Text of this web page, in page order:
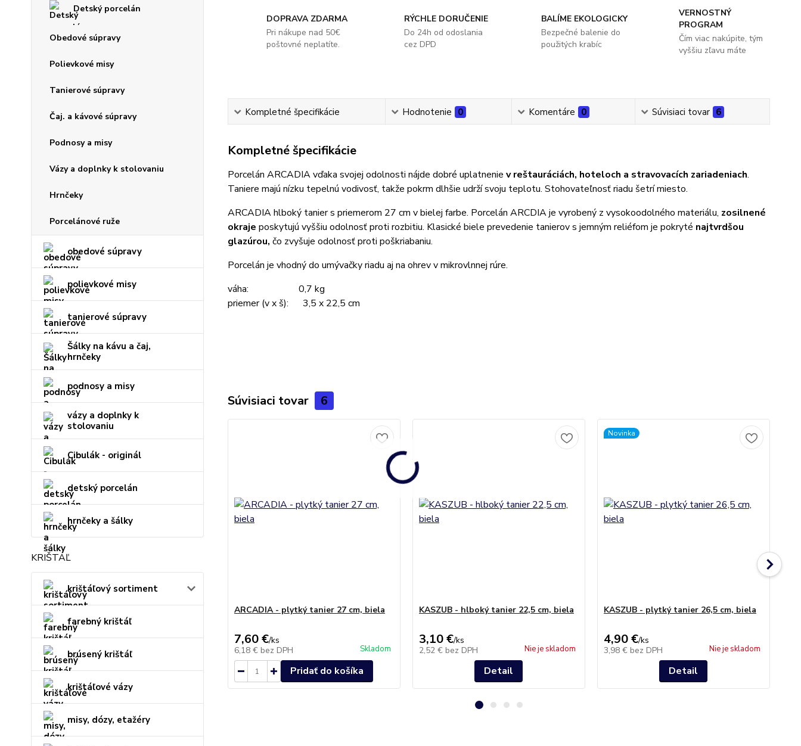
Detský porcelán
Obedové súpravy
Polievkové misy
Tanierové súpravy
Čaj. a kávové súpravy
Podnosy a misy
Vázy a doplnky k stolovaniu
Hrnčeky
Porcelánové ruže
obedové súpravy
polievkové misy
tanierové súpravy
Šálky na kávu a čaj,
hrnčeky
podnosy a misy
vázy a doplnky k
stolovaniu
Cibulák - originál
detský porcelán
hrnčeky a šálky
KRIŠTÁĽ
krištáľový sortiment
farebný krištáľ
brúsený krištáľ
krištáľové vázy
misy, dózy, etažéry
DOPRAVA ZDARMA
Pri nákupe nad 50€
poštovné neplatíte.
RÝCHLE DORUČENIE
Do 24h od odoslania
cez DPD
BALÍME EKOLOGICKY
Bezpečné balenie do
použitých krabíc
VERNOSTNÝ
PROGRAM
Čím viac nakúpite, tým
vyššiu zľavu máte
Kompletné špecifikácie Hodnotenie 0 Komentáre 0 Súvisiaci tovar 6
Kompletné špecifikácie
Porcelán ARCADIA vďaka svojej odolnosti nájde dobré uplatnenie v reštauráciách, hoteloch a stravovacích zariadeniach.
Taniere majú nízku tepelnú vodivosť, takže pokrm dlhšie udrží svoju teplotu. Stohovateľnosť riadu šetrí miesto.
ARCADIA hlboký tanier s priemerom 27 cm v bielej farbe. Porcelán ARCDIA je vyrobený z vysokoodolného materiálu, zosilnené
okraje poskytujú vyššiu odolnosť proti rozbitiu. Klasické biele prevedenie tanierov s jemným reliéfom je pokryté najtvrdšou
glazúrou, čo zvyšuje odolnosť proti poškriabaniu.
Porcelán je vhodný do umývačky riadu aj na ohrev v mikrovlnnej rúre.
váha: 0,7 kg
priemer (v x š): 3,5 x 22,5 cm
Súvisiaci tovar 6
ARCADIA - plytký tanier 27 cm, biela
7,60 €/ks
6,18 € bez DPH Skladom
Pridať do košíka
KASZUB - hlboký tanier 22,5 cm, biela
3,10 €/ks
2,52 € bez DPH Nie je skladom
Detail
Novinka
KASZUB - plytký tanier 26,5 cm, biela
4,90 €/ks
3,98 € bez DPH Nie je skladom
Detail